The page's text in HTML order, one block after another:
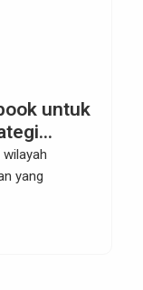
untuk
yang